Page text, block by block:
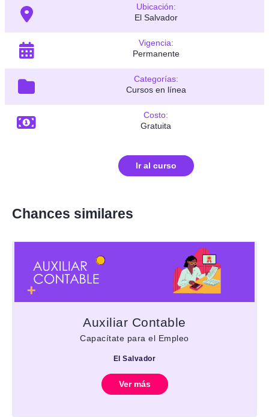
Ubicación:
El Salvador
Vigencia:
Permanente
Categorías:
Cursos en línea
Costo:
Gratuita
Ir al curso
Chances similares
Auxiliar Contable
Capacítate para el Empleo
El Salvador
Ver más